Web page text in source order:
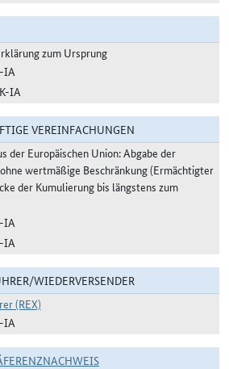
zum Ursprung
IA
IA
VEREINFACHUNGEN
der Europäischen Union: Abgabe der
wertmäßige Beschränkung (Ermächtigter
der Kumulierung bis längstens zum
IA
IA
WIEDERVERSENDER
(REX)
IA